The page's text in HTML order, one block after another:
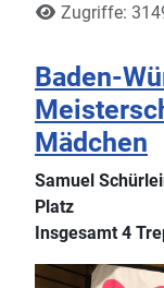
Zugriffe:
Baden-
Mädchen
Samuel
Platz
Insgesamt 4